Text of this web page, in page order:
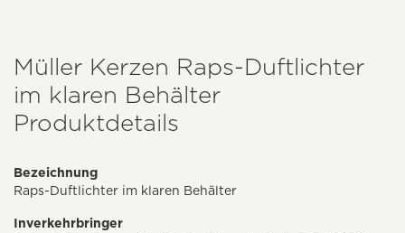
Müller Kerzen Raps-Duftlichter
im klaren Behälter
Produktdetails
Bezeichnung
Raps-Duftlichter im klaren Behälter
Inverkehrbringer